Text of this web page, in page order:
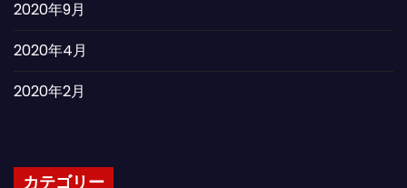
2020年9月
2020年4月
2020年2月
カテゴリー